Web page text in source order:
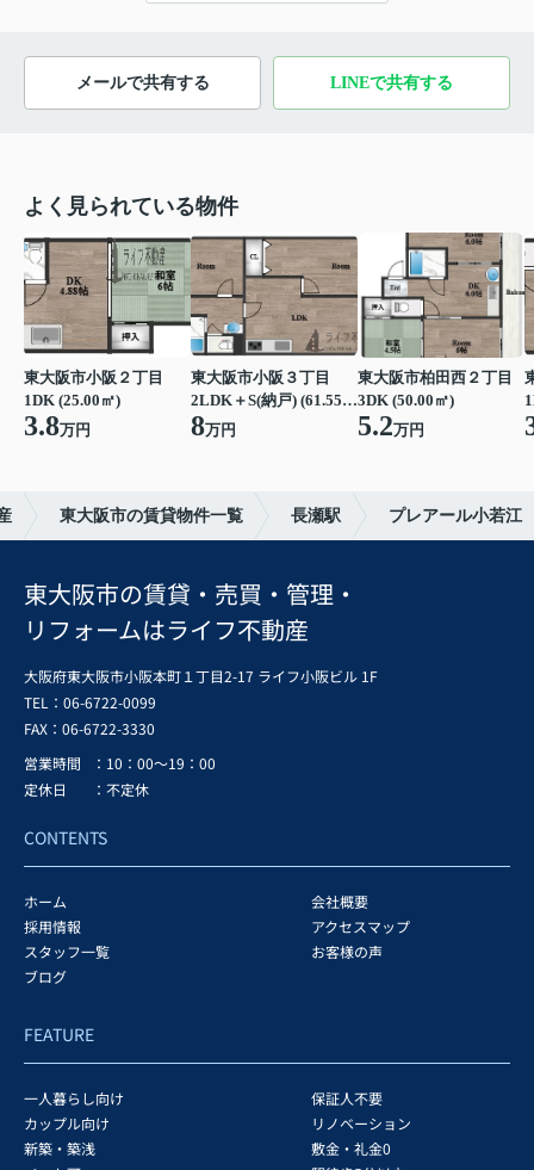
メールで共有する LINEで共有する
よく見られている物件
東大阪市小阪２丁目
1DK (25.00㎡)
3.8万円
東大阪市小阪３丁目
2LDK＋S(納戸) (61.55㎡)
8万円
東大阪市柏田西２丁目
3DK (50.00㎡)
5.2万円
東大阪市の賃貸物件一覧 長瀬駅 プレアール小若江
東大阪市の賃貸・売買・管理・
リフォームはライフ不動産
大阪府東大阪市小阪本町１丁目2-17 ライフ小阪ビル 1F
TEL：06-6722-0099
FAX： 06-6722-3330
営業時間
：10：00～19：00
定休日
：不定休
CONTENTS
ホーム
会社概要
採用情報
アクセスマップ
スタッフ一覧
お客様の声
ブログ
FEATURE
一人暮らし向け
保証人不要
カップル向け
リノベーション
新築・築浅
敷金・礼金0